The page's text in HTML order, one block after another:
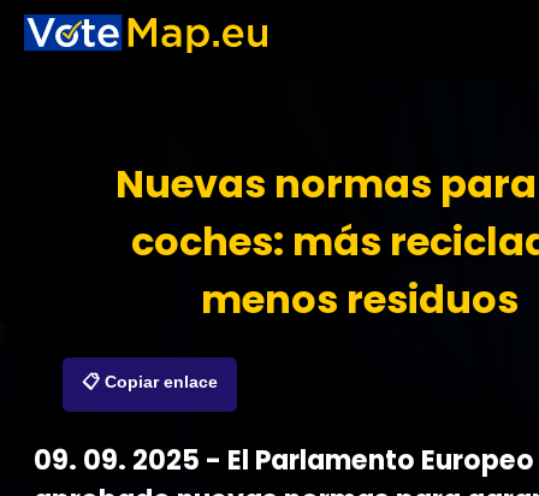
Nuevas normas
coches: más
menos residuos
📋 Copiar enlace
09. 09. 2025 - El Parlamento